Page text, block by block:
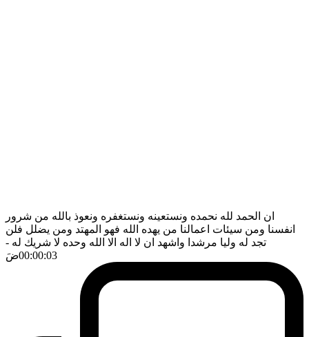
ان الحمد لله نحمده ونستعينه ونستغفره ونعوذ بالله من شرور
انفسنا ومن سيئات اعمالنا من يهده الله فهو المهتد ومن يضلل فلن
تجد له وليا مرشدا واشهد ان لا اله الا الله وحده لا شريك له -
00:00:03ضَ